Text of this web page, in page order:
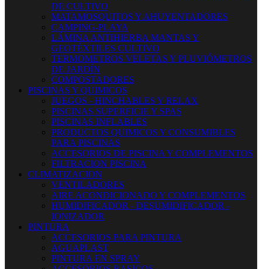
DE CULTIVO
MATAMOSQUITOS Y AHUYENTADORES
CAMPING-PLAYA
LÁMINA ANTIHIERBA MANTAS Y
GEOTÉXTILES CULTIVO
TERMOMETROS VELETAS Y PLUVIÓMETROS
DE JARDÍN
COMPOSTADORES
PISCINAS Y QUIMICOS
JUEGOS - HINCHABLES Y RELAX
PISCINAS SUPERFICIE Y SPAS
PISCINAS INFLABLES
PRODUCTOS QUIMICOS Y CONSUMIBLES
PARA PISCINAS
ACCESORIOS DE PISCINA Y COMPLEMENTOS
FILTRACION PISCINA
CLIMATIZACION
VENTILADORES
AIRE ACONDICIONADO Y COMPLEMENTOS
HUMIDIFICADOR - DESUMIDIFICADOR -
IONIZADOR
PINTURA
ACCESORIOS PARA PINTURA
AGUAPLAST
PINTURA EN SPRAY